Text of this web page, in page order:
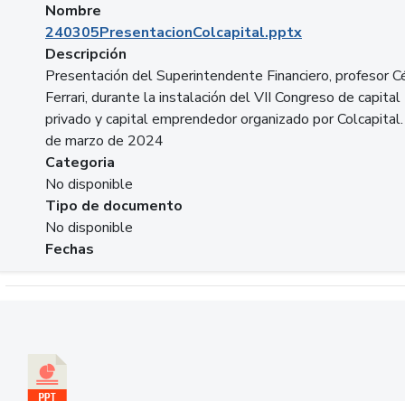
Nombre
240305PresentacionColcapital.pptx
Descripción
Presentación del Superintendente Financiero, profesor
Ferrari, durante la instalación del VII Congreso de capital
privado y capital emprendedor organizado por
de marzo de 2024
Categoria
No disponible
Tipo de documento
No disponible
Fechas